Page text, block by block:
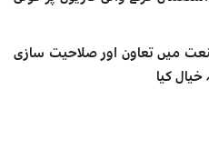
میں تعاون اور صلاحیت سازی
کیا